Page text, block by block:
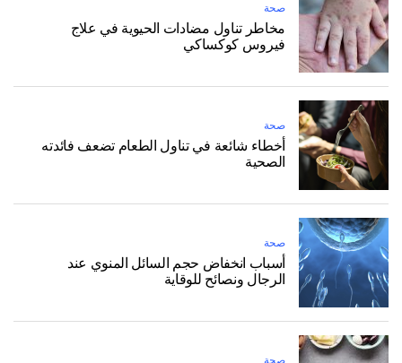
صحة
مخاطر تناول مضادات الحيوية في علاج
فيروس كوكساكي
صحة
أخطاء شائعة في تناول الطعام تضعف فائدته
الصحية
صحة
أسباب انخفاض حجم السائل المنوي عند
الرجال ونصائح للوقاية
صحة